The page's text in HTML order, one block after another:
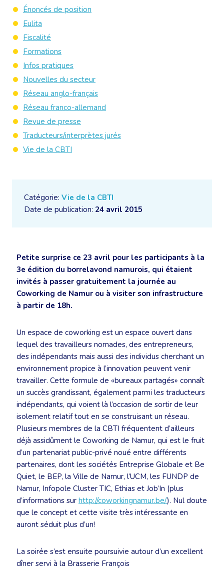
Catégorie: Vie de la CBTI
Date de publication: 24 avril 2015
Petite surprise ce 23 avril pour les participants à la
3e édition du borrelavond namurois, qui étaient
invités à passer gratuitement la journée au
Coworking de Namur ou à visiter son infrastructure
à partir de 18h.
Un espace de coworking est un espace ouvert dans
lequel des travailleurs nomades, des entrepreneurs,
des indépendants mais aussi des individus cherchant un
environnement propice à l’innovation peuvent venir
travailler. Cette formule de «bureaux partagés» connaît
un succès grandissant, également parmi les traducteurs
indépendants, qui voient là l’occasion de sortir de leur
isolement relatif tout en se construisant un réseau.
Plusieurs membres de la CBTI fréquentent d’ailleurs
déjà assidûment le Coworking de Namur, qui est le fruit
d’un partenariat public-privé noué entre différents
partenaires, dont les sociétés Entreprise Globale et Be
Quiet, le BEP, la Ville de Namur, l’UCM, les FUNDP de
Namur, Infopole Cluster TIC, Ethias et Job’In (plus
d’informations sur http://coworkingnamur.be/). Nul doute
que le concept et cette visite très intéressante en
auront séduit plus d’un!
La soirée s’est ensuite poursuivie autour d’un excellent
dîner servi à la Brasserie François
Énoncés de position
Eulita
Fiscalité
Formations
Infos pratiques
Nouvelles du secteur
Réseau anglo-français
Réseau franco-allemand
Revue de presse
Traducteurs/interprètes jurés
Vie de la CBTI